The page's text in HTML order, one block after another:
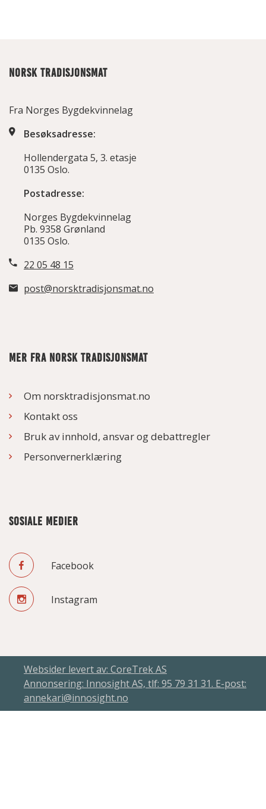
NORSK TRADISJONSMAT
Fra Norges Bygdekvinnelag
Besøksadresse:
Hollendergata 5, 3. etasje
0135 Oslo.
Postadresse:
Norges Bygdekvinnelag
Pb. 9358 Grønland
0135 Oslo.
22 05 48 15
post@norsktradisjonsmat.no
MER FRA NORSK TRADISJONSMAT
Om norsktradisjonsmat.no
Kontakt oss
Bruk av innhold, ansvar og debattregler
Personvernerklæring
SOSIALE MEDIER
Facebook
Instagram
Websider levert av: CoreTrek AS
Annonsering: Innosight AS, tlf: 95 79 31 31. E-post:
annekari@innosight.no